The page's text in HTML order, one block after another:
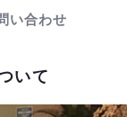
いて
い合わせ